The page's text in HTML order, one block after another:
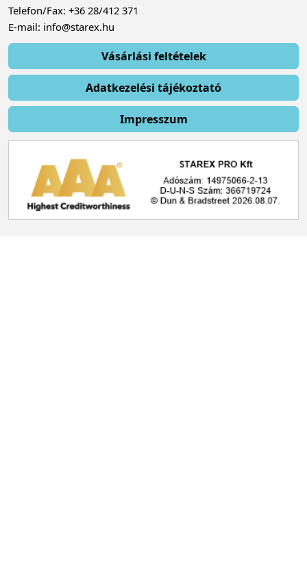
Telefon/Fax: +36 28/412 371
E-mail: info@starex.hu
Vásárlási feltételek
Adatkezelési tájékoztató
Impresszum